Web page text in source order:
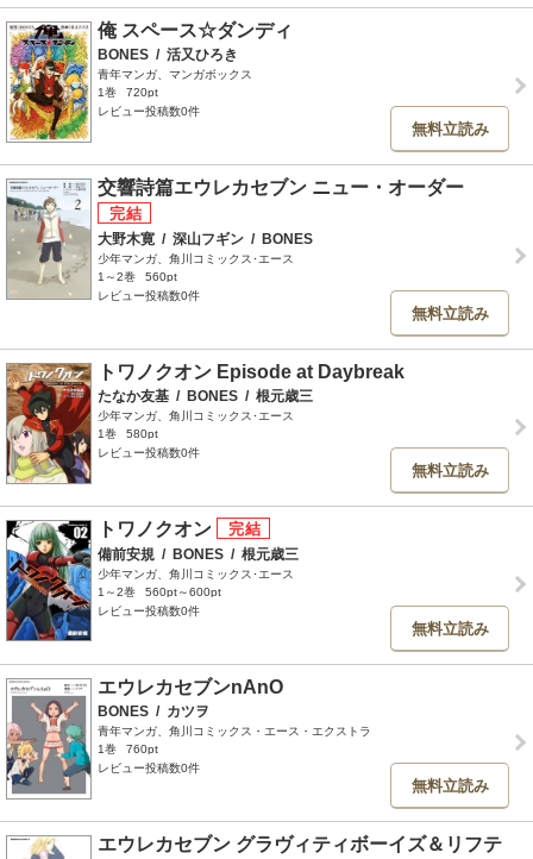
俺 スペース☆ダンディ
BONES / 活又ひろき
青年マンガ、マンガボックス
1巻
720pt
レビュー投稿数0件
無料立読み
交響詩篇エウレカセブン ニュー・オーダー
大野木寛 / 深山フギン / BONES
少年マンガ、角川コミックス･エース
1～2巻
560pt
レビュー投稿数0件
無料立読み
トワノクオン Episode at Daybreak
たなか友基 / BONES / 根元歳三
少年マンガ、角川コミックス･エース
1巻
580pt
レビュー投稿数0件
無料立読み
トワノクオン
備前安規 / BONES / 根元歳三
少年マンガ、角川コミックス･エース
1～2巻
560pt～600pt
レビュー投稿数0件
無料立読み
エウレカセブンnAnO
BONES / カツヲ
青年マンガ、角川コミックス・エース・エクストラ
1巻
760pt
レビュー投稿数0件
無料立読み
エウレカセブン グラヴィティボーイズ＆リフテ